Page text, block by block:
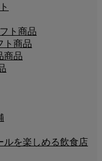
ト商品
ト商品
商品
ルを楽しめる飲食店